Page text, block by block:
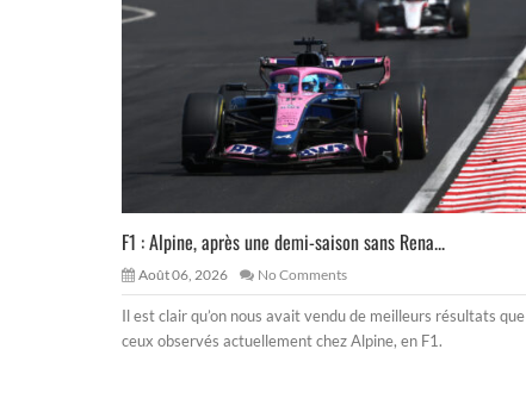
F1 : Alpine, après une demi-saison sans Rena...
Août 06, 2026 No Comments
Il est clair qu’on nous avait vendu de meilleurs résultats que
ceux observés actuellement chez Alpine, en F1.